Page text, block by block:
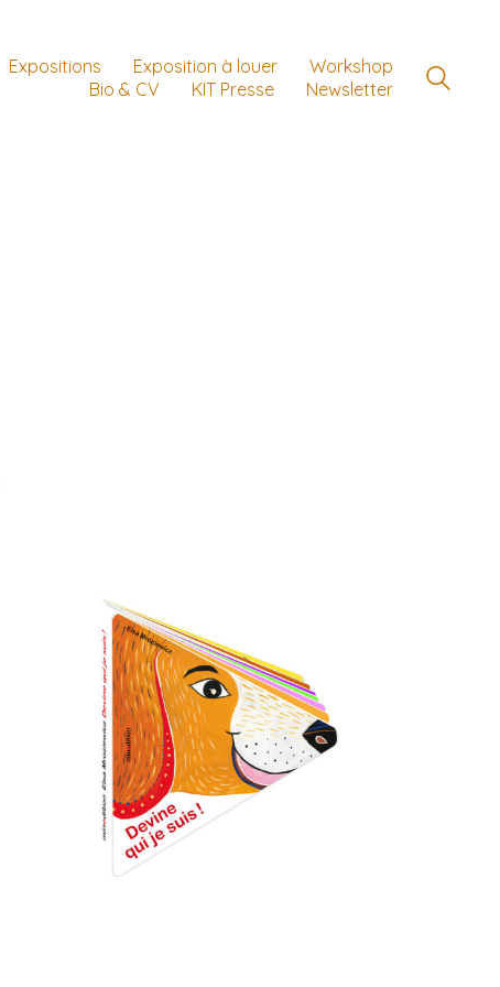
Expositions Exposition à louer
Workshop
Bio & CV
KIT Presse Newsletter